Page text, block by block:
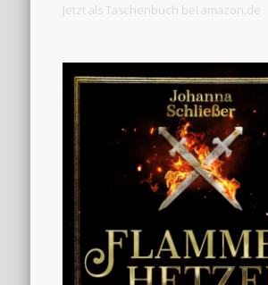
Jetzt als Taschenbuch bei amazon.de